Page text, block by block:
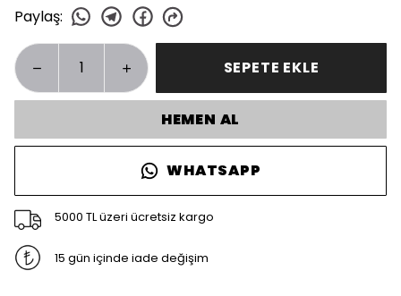
Paylaş:
SEPETE EKLE
HEMEN AL
WHATSAPP
5000 TL üzeri ücretsiz kargo
15 gün içinde iade değişim